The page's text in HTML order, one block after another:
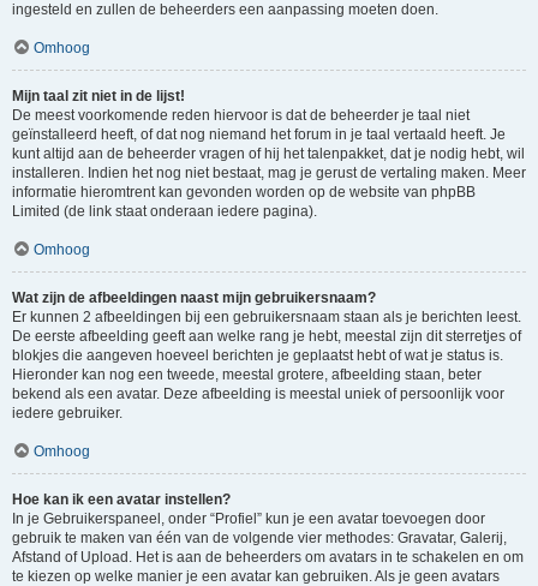
ingesteld en zullen de beheerders een aanpassing moeten doen.
Omhoog
Mijn taal zit niet in de lijst!
De meest voorkomende reden hiervoor is dat de beheerder je taal niet
geïnstalleerd heeft, of dat nog niemand het forum in je taal vertaald heeft. Je
kunt altijd aan de beheerder vragen of hij het talenpakket, dat je nodig hebt, wil
installeren. Indien het nog niet bestaat, mag je gerust de vertaling maken. Meer
informatie hieromtrent kan gevonden worden op de website van phpBB
Limited (de link staat onderaan iedere pagina).
Omhoog
Wat zijn de afbeeldingen naast mijn gebruikersnaam?
Er kunnen 2 afbeeldingen bij een gebruikersnaam staan als je berichten leest.
De eerste afbeelding geeft aan welke rang je hebt, meestal zijn dit sterretjes of
blokjes die aangeven hoeveel berichten je geplaatst hebt of wat je status is.
Hieronder kan nog een tweede, meestal grotere, afbeelding staan, beter
bekend als een avatar. Deze afbeelding is meestal uniek of persoonlijk voor
iedere gebruiker.
Omhoog
Hoe kan ik een avatar instellen?
In je Gebruikerspaneel, onder “Profiel” kun je een avatar toevoegen door
gebruik te maken van één van de volgende vier methodes: Gravatar, Galerij,
Afstand of Upload. Het is aan de beheerders om avatars in te schakelen en om
te kiezen op welke manier je een avatar kan gebruiken. Als je geen avatars